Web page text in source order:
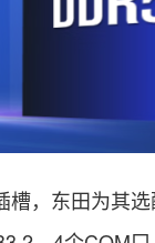
，东田为其